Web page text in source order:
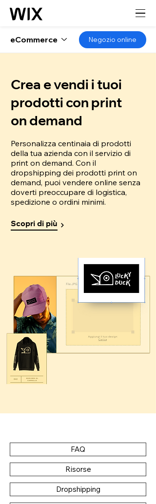
eCommerce Negozio online
Crea e vendi i tuoi
prodotti con print
on demand
Personalizza centinaia di prodotti
della tua azienda con il servizio di
print on demand. Con il
dropshipping dei prodotti print on
demand, puoi vendere online senza
doverti preoccupare di logistica,
spedizione o ordini minimi.
Scopri di più
FAQ
Risorse
Dropshipping